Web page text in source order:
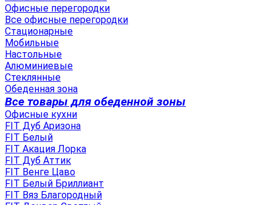
Офисные перегородки
Все офисные перегородки
Стационарные
Мобильные
Настольные
Алюминиевые
Стеклянные
Обеденная зона
Все товары для обеденной зоны
Офисные кухни
FIT Дуб Аризона
FIT Белый
FIT Акация Лорка
FIT Дуб Аттик
FIT Венге Цаво
FIT Белый Бриллиант
FIT Вяз Благородный